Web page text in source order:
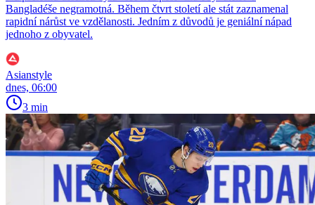
Bangladéše negramotná. Během čtvrt století ale stát zaznamenal
rapidní nárůst ve vzdělanosti. Jedním z důvodů je geniální nápad
jednoho z obyvatel.
Asianstyle
dnes, 06:00
3 min